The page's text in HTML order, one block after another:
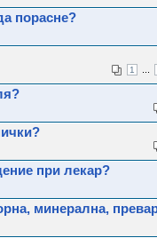
порасне?
1
при лекар?
минерална,